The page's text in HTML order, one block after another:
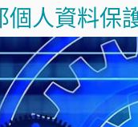
個人資料保